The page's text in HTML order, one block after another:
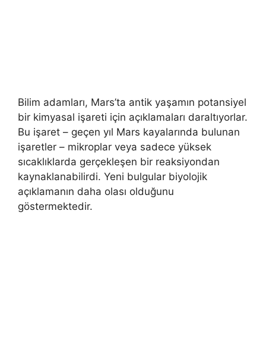
Bilim adamları, Mars’ta antik yaşamın potansiyel
bir kimyasal işareti için açıklamaları daraltıyorlar.
Bu işaret – geçen yıl Mars kayalarında bulunan
işaretler – mikroplar veya sadece yüksek
sıcaklıklarda gerçekleşen bir reaksiyondan
kaynaklanabilirdi. Yeni bulgular biyolojik
açıklamanın daha olası olduğunu
göstermektedir.